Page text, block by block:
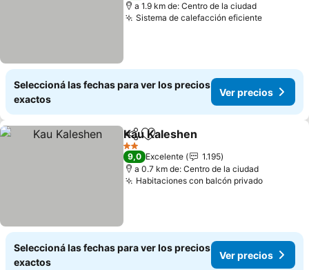
a 1.9 km de: Centro de la ciudad
Sistema de calefacción eficiente
Seleccioná las fechas para ver los precios
exactos
Ver precios
CompartirAñadir a favoritos
Kau Kaleshen
2 Estrellas
9,0 Excelente
1.195
a 0.7 km de: Centro de la ciudad
Habitaciones con balcón privado
Seleccioná las fechas para ver los precios
exactos
Ver precios